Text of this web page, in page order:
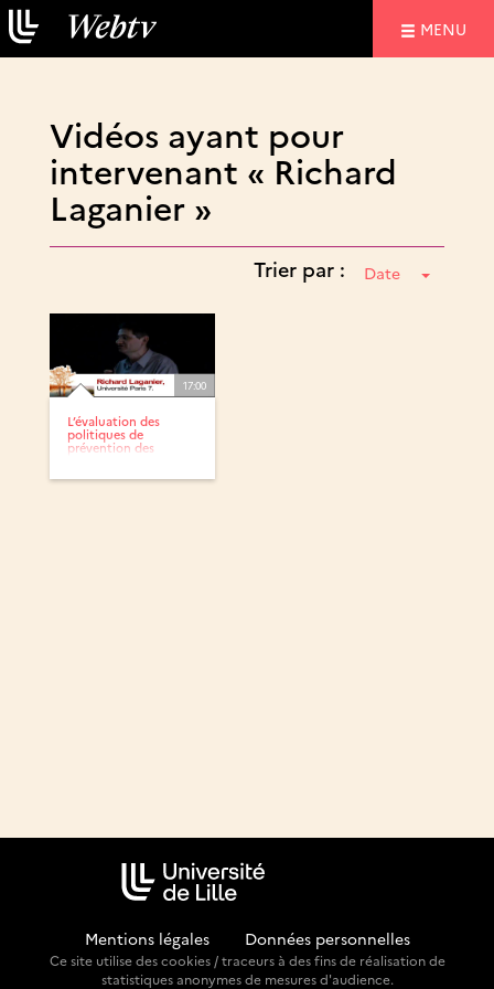
MENU
Vidéos ayant pour
intervenant « Richard
Laganier »
Trier par : Date
17:00
L’évaluation des
politiques de
prévention des
Mentions légales Données personnelles
Ce site utilise des cookies / traceurs à des fins de réalisation de
statistiques anonymes de mesures d'audience.